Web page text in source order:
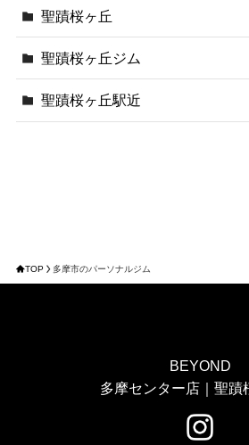
聖蹟桜ヶ丘
聖蹟桜ヶ丘ジム
聖蹟桜ヶ丘駅近
TOP 多摩市のパーソナルジム
BEYOND
多摩センター店｜聖蹟